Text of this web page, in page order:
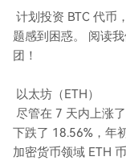
计划投资 BTC 代币
题感到困惑。 阅读
团！
以太坊（ETH）
尽管在 7 天内上涨
下跌了 18.56%，年
加密货币领域 ETH